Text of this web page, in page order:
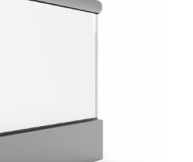
NOUVEAUTÉS
BROSSÉ